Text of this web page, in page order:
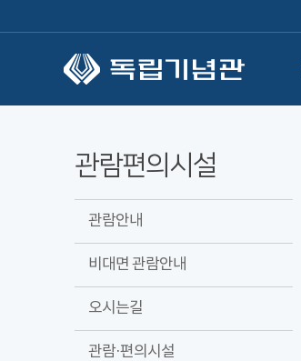
관람편의시설
관람안내
비대면 관람안내
오시는길
관람·편의시설